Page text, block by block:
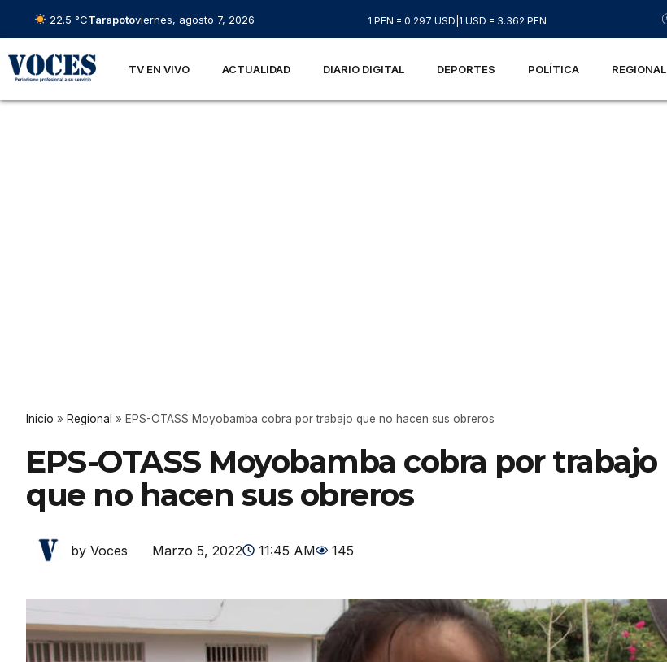
22.5 °CTarapotoviernes, agosto 7, 2026 1 PEN = 0.297 USD 1 USD = 3.362 PEN
TV EN VIVO ACTUALIDAD DIARIO DIGITAL DEPORTES POLÍTICA REGIONAL
Inicio » Regional » EPS-OTASS Moyobamba cobra por trabajo que no hacen sus obreros
EPS-OTASS Moyobamba cobra por trabajo
que no hacen sus obreros
by Voces Marzo 5, 2022 11:45 AM 145